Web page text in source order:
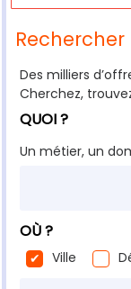
Des milliers
Cherchez,
QUOI ?
Un métier, un
OÙ ?
Ville